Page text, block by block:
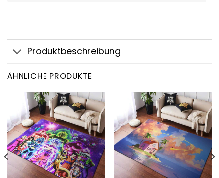
Produktbeschreibung
ÄHNLICHE PRODUKTE